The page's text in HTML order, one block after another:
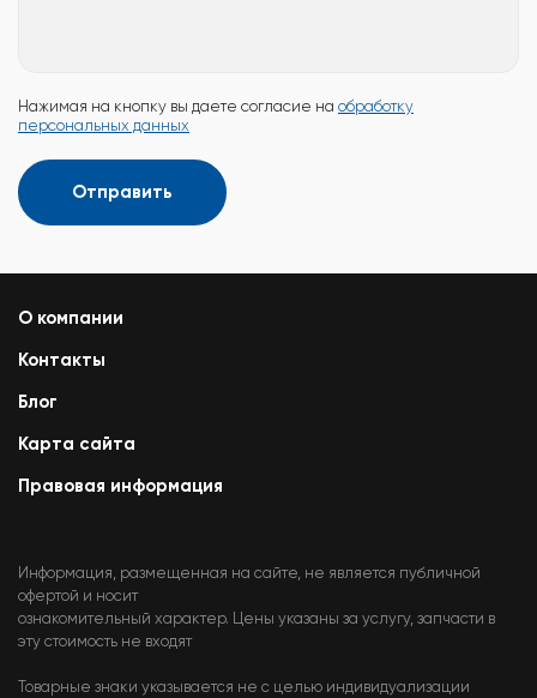
Нажимая на кнопку вы даете согласие на обработку
персональных данных
Отправить
О компании
Контакты
Блог
Карта сайта
Правовая информация
Информация, размещенная на сайте, не является публичной
офертой и носит
ознакомительный характер. Цены указаны за услугу, запчасти в
эту стоимость не входят
Товарные знаки указывается не с целью индивидуализации